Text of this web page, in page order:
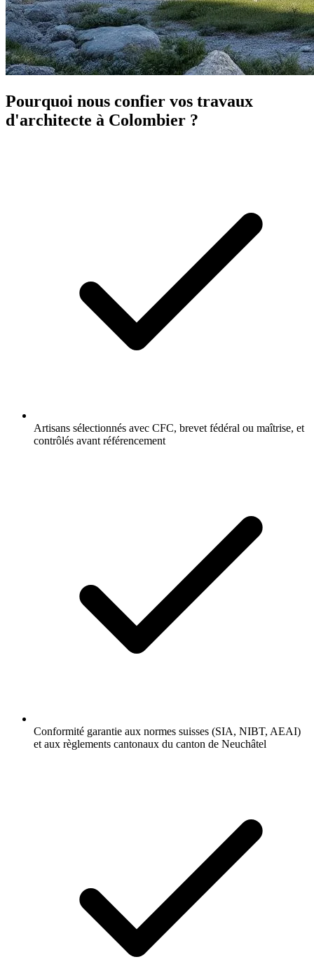
Pourquoi nous confier vos travaux
d'architecte à Colombier ?
Artisans sélectionnés avec CFC, brevet fédéral ou maîtrise, et
contrôlés avant référencement
Conformité garantie aux normes suisses (SIA, NIBT, AEAI)
et aux règlements cantonaux du canton de Neuchâtel